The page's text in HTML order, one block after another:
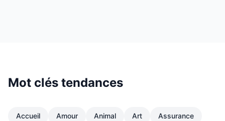
Mot clés tendances
Accueil Amour Animal Art Assurance